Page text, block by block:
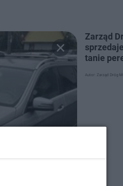
Zarząd
tanie
Autor: Zarząd Dróg